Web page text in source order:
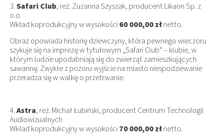
3.Safari Club, reż. Zuzanna Szyszak, producent Likaon Sp. z
o.o.
Wkład koprodukcyjny w wysokości60 000,00 złnetto.
Obraz opowiada historię dziewczyny, która pewnego wieczoru
szykuje się na imprezę w tytułowym „Safari Club” – klubie, w
którym ludzie upodabniają się do zwierząt zamieszkujących
sawannę. Zwykłe z pozoru wyjście na miasto niespodziewanie
przeradza się w walkę o przetrwanie.
4.Astra, reż. Michał Łubiński, producent Centrum Technologii
Audiowizualnych
Wkład koprodukcyjny w wysokości70 000,00 złnetto.